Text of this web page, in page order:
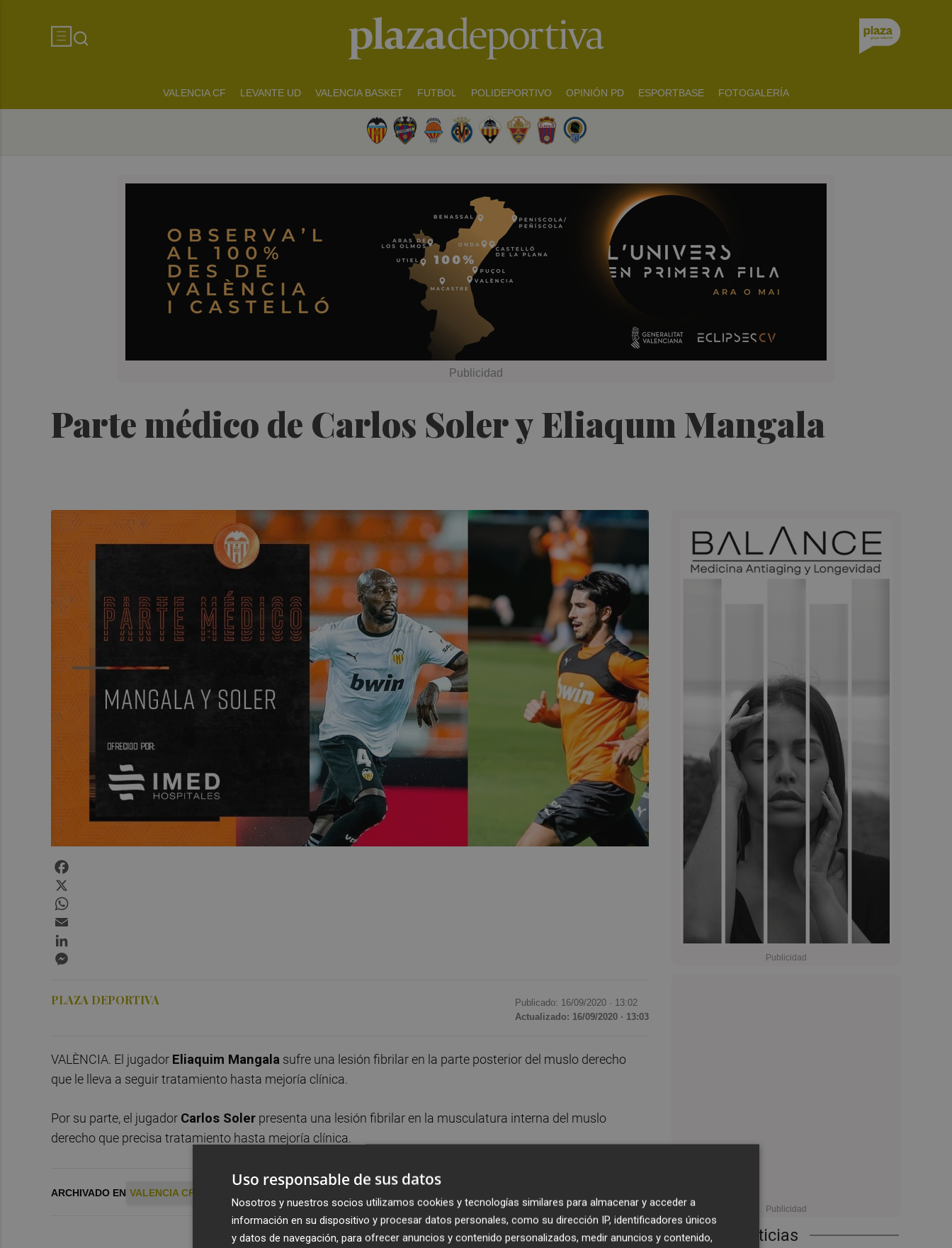
VALENCIA CF LEVANTE UD VALENCIA BASKET FUTBOL POLIDEPORTIVO OPINIÓN PD ESPORTBASE FOTOGALERÍA
Parte médico de Carlos Soler y Eliaqum Mangala
Últimas Noticias
PLAZA DEPORTIVA Publicado: 16/09/2020 · 13:02
Actualizado: 16/09/2020 · 13:03
VALÈNCIA. El jugador Eliaquim Mangala sufre una lesión fibrilar en la parte posterior del muslo derecho
que le lleva a seguir tratamiento hasta mejoría clínica.
Por su parte, el jugador Carlos Soler presenta una lesión fibrilar en la musculatura interna del muslo
derecho que precisa tratamiento hasta mejoría clínica.
ARCHIVADO EN VALENCIA CF
Uso responsable de sus datos
Nosotros y nuestros socios utilizamos cookies y tecnologías similares para almacenar y acceder a
información en su dispositivo y procesar datos personales, como su dirección IP, identificadores únicos
y datos de navegación, para ofrecer anuncios y contenido personalizados, medir anuncios y contenido,